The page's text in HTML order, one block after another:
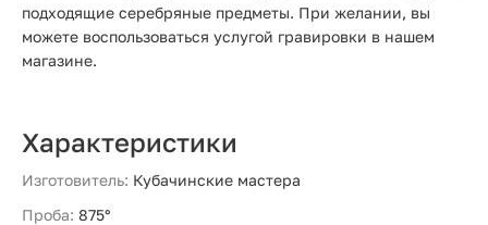
подходящие серебряные предметы. При желании, вы
можете воспользоваться услугой гравировки в нашем
магазине.
Характеристики
Изготовитель: Кубачинские мастера
Проба: 875°